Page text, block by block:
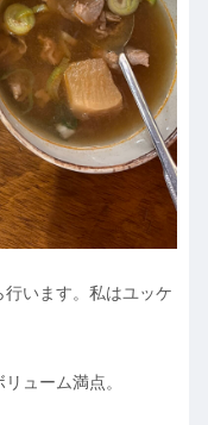
います。私はユッケ
ューム満点。